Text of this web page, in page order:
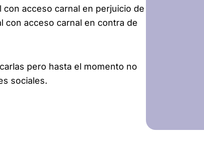
acceso carnal en perjuicio de
con acceso carnal en contra de
pero hasta el momento no
sociales.